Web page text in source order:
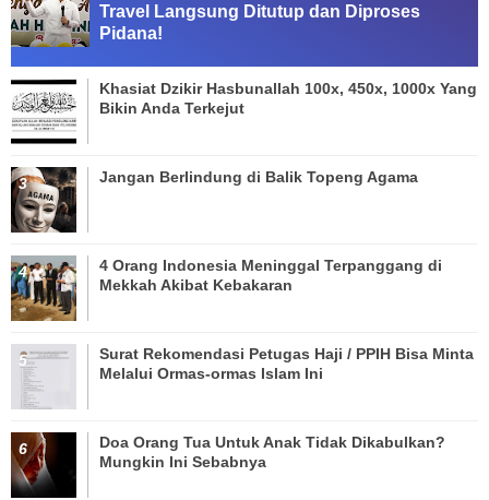
Travel Langsung Ditutup dan Diproses
Pidana!
Khasiat Dzikir Hasbunallah 100x, 450x, 1000x Yang
Bikin Anda Terkejut
Jangan Berlindung di Balik Topeng Agama
4 Orang Indonesia Meninggal Terpanggang di
Mekkah Akibat Kebakaran
Surat Rekomendasi Petugas Haji / PPIH Bisa Minta
Melalui Ormas-ormas Islam Ini
Doa Orang Tua Untuk Anak Tidak Dikabulkan?
Mungkin Ini Sebabnya